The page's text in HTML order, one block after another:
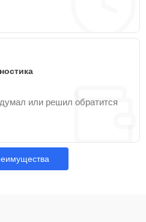
или решил обратится